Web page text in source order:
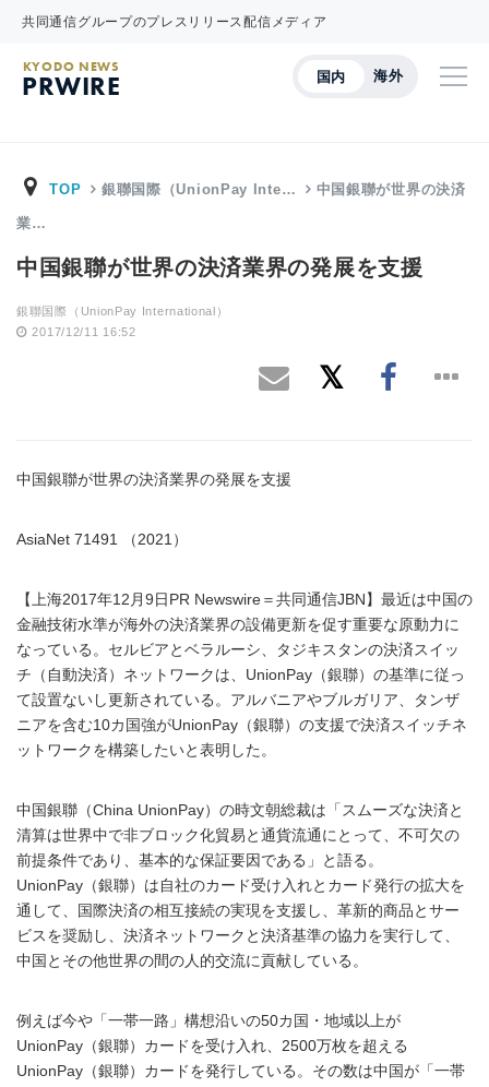
共同通信グループのプレスリリース配信メディア
国内 海外
KYODO NEWS
PRWIRE
TOP 銀聯国際（UnionPay Inte… 中国銀聯が世界の決済
業…
中国銀聯が世界の決済業界の発展を支援
銀聯国際（UnionPay International）
2017/12/11 16:52
中国銀聯が世界の決済業界の発展を支援
AsiaNet 71491 （2021）
【上海2017年12月9日PR Newswire＝共同通信JBN】最近は中国の
金融技術水準が海外の決済業界の設備更新を促す重要な原動力に
なっている。セルビアとベラルーシ、タジキスタンの決済スイッ
チ（自動決済）ネットワークは、UnionPay（銀聯）の基準に従っ
て設置ないし更新されている。アルバニアやブルガリア、タンザ
ニアを含む10カ国強がUnionPay（銀聯）の支援で決済スイッチネ
ットワークを構築したいと表明した。
中国銀聯（China UnionPay）の時文朝総裁は「スムーズな決済と
清算は世界中で非ブロック化貿易と通貨流通にとって、不可欠の
前提条件であり、基本的な保証要因である」と語る。
UnionPay（銀聯）は自社のカード受け入れとカード発行の拡大を
通して、国際決済の相互接続の実現を支援し、革新的商品とサー
ビスを奨励し、決済ネットワークと決済基準の協力を実行して、
中国とその他世界の間の人的交流に貢献している。
例えば今や「一帯一路」構想沿いの50カ国・地域以上が
UnionPay（銀聯）カードを受け入れ、2500万枚を超える
UnionPay（銀聯）カードを発行している。その数は中国が「一帯